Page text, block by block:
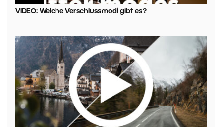
VIDEO: Welche Verschlussmodi gibt es?